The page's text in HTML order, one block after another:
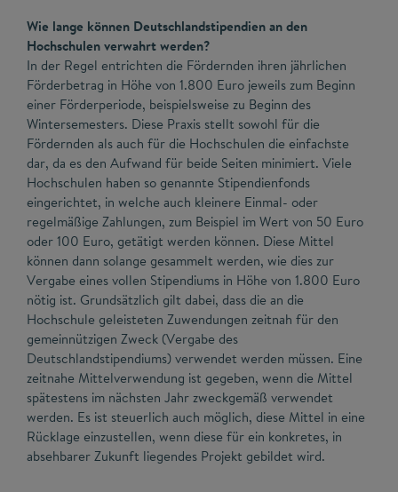
Wie lange können Deutschlandstipendien an den
Hochschulen verwahrt werden?
In der Regel entrichten die Fördernden ihren jährlichen
Förderbetrag in Höhe von 1.800 Euro jeweils zum Beginn
einer Förderperiode, beispielsweise zu Beginn des
Wintersemesters. Diese Praxis stellt sowohl für die
Fördernden als auch für die Hochschulen die einfachste
dar, da es den Aufwand für beide Seiten minimiert. Viele
Hochschulen haben so genannte Stipendienfonds
eingerichtet, in welche auch kleinere Einmal- oder
regelmäßige Zahlungen, zum Beispiel im Wert von 50 Euro
oder 100 Euro, getätigt werden können. Diese Mittel
können dann solange gesammelt werden, wie dies zur
Vergabe eines vollen Stipendiums in Höhe von 1.800 Euro
nötig ist. Grundsätzlich gilt dabei, dass die an die
Hochschule geleisteten Zuwendungen zeitnah für den
gemeinnützigen Zweck (Vergabe des
Deutschlandstipendiums) verwendet werden müssen. Eine
zeitnahe Mittelverwendung ist gegeben, wenn die Mittel
spätestens im nächsten Jahr zweckgemäß verwendet
werden. Es ist steuerlich auch möglich, diese Mittel in eine
Rücklage einzustellen, wenn diese für ein konkretes, in
absehbarer Zukunft liegendes Projekt gebildet wird.